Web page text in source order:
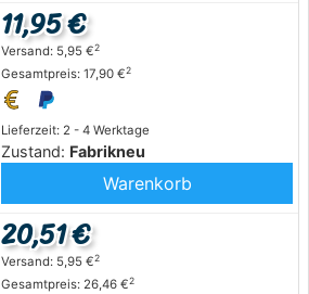
Lieferzeit: 2 - 4 Werktage
Zustand: Fabrikneu
11,95 €
Versand: 5,95 €2
Gesamtpreis: 17,90 €2
Warenkorb
20,51 €
Versand: 5,95 €2
Gesamtpreis: 26,46 €2